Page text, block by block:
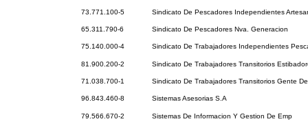
73.771.100-5 Sindicato De Pescadores Independientes
65.311.790-6 Sindicato De Pescadores Nva. Generacion
75.140.000-4 Sindicato De Trabajadores Independientes
81.900.200-2 Sindicato De Trabajadores Transitorios
71.038.700-1 Sindicato De Trabajadores Transitorios Gente
96.843.460-8 Sistemas Asesorias S.A
79.566.670-2 Sistemas De Informacion Y Gestion De Emp